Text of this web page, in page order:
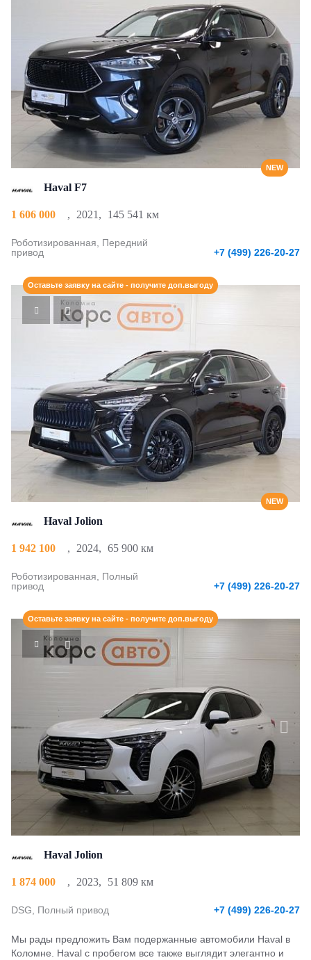
NEW
Haval F7
1 606 000 , 2021 , 145 541 км
Роботизированная, Передний
привод
+7 (499) 226-20-27
NEW
Оставьте заявку на сайте - получите доп.выгоду
Haval Jolion
1 942 100 , 2024, 65 900 км
Роботизированная, Полный
привод
+7 (499) 226-20-27
Оставьте заявку на сайте - получите доп.выгоду
Haval Jolion
1 874 000 , 2023, 51 809 км
DSG, Полный привод +7 (499) 226-20-27
Мы рады предложить Вам подержанные автомобили Haval в
Коломне. Haval с пробегом все также выглядит элегантно и